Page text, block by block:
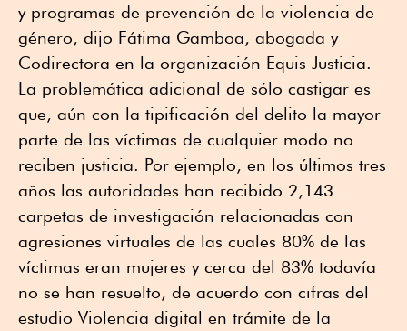
y programas de prevención de la violencia de
género, dijo Fátima Gamboa, abogada y
Codirectora en la organización Equis Justicia.
La problemática adicional de sólo castigar es
que, aún con la tipificación del delito la mayor
parte de las víctimas de cualquier modo no
reciben justicia. Por ejemplo, en los últimos tres
años las autoridades han recibido 2,143
carpetas de investigación relacionadas con
agresiones virtuales de las cuales 80% de las
víctimas eran mujeres y cerca del 83% todavía
no se han resuelto, de acuerdo con cifras del
estudio Violencia digital en trámite de la